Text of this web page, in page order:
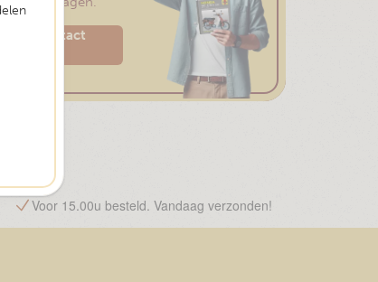
Neem contact
Voor 15.00u besteld. Vandaag verzonden!